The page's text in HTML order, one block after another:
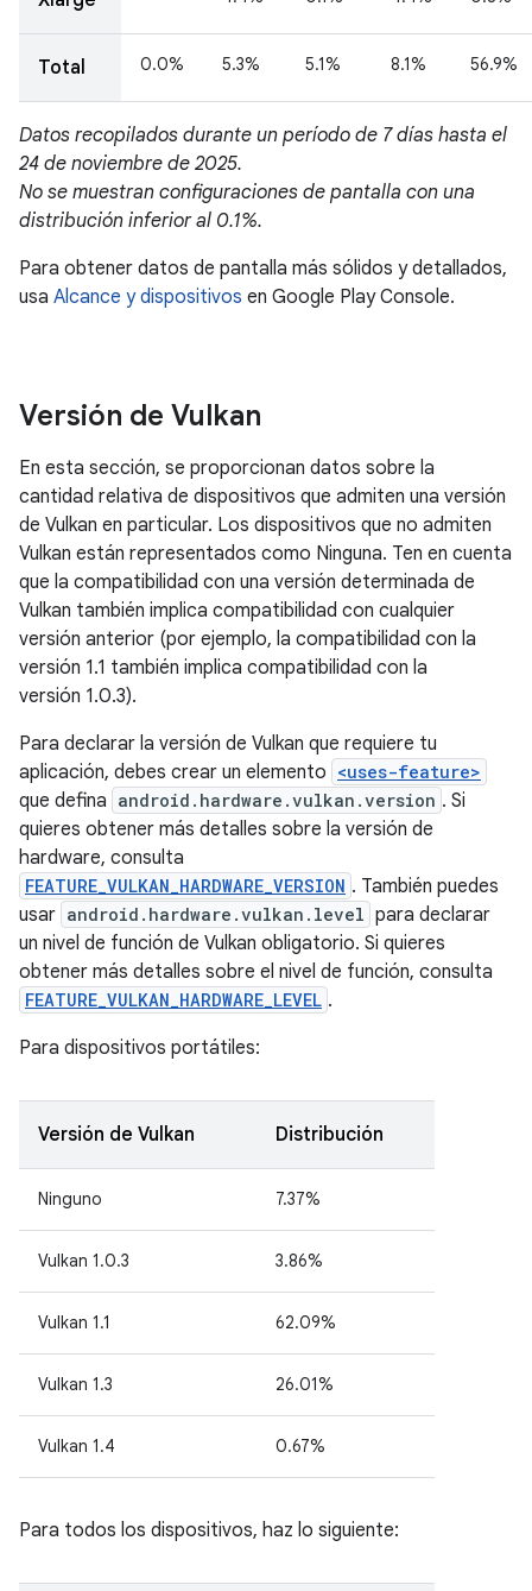
Versión de Vulkan
En esta sección, se proporcionan datos sobre la
cantidad relativa de dispositivos que admiten una versión
de Vulkan en particular. Los dispositivos que no admiten
Vulkan están representados como Ninguna. Ten en cuenta
que la compatibilidad con una versión determinada de
Vulkan también implica compatibilidad con cualquier
versión anterior (por ejemplo, la compatibilidad con la
versión 1.1 también implica compatibilidad con la
versión 1.0.3).
Para declarar la versión de Vulkan que requiere tu
aplicación, debes crear un elemento <uses-feature>
que defina android.hardware.vulkan.version . Si
quieres obtener más detalles sobre la versión de
hardware, consulta
FEATURE_VULKAN_HARDWARE_VERSION . También puedes
usar android.hardware.vulkan.level para declarar
un nivel de función de Vulkan obligatorio. Si quieres
obtener más detalles sobre el nivel de función, consulta
FEATURE_VULKAN_HARDWARE_LEVEL .
Para dispositivos portátiles:
Versión de Vulkan Distribución
Ninguno 7.37%
Vulkan 1.0.3 3.86%
Vulkan 1.1 62.09%
Vulkan 1.3 26.01%
Vulkan 1.4 0.67%
Para todos los dispositivos, haz lo siguiente: